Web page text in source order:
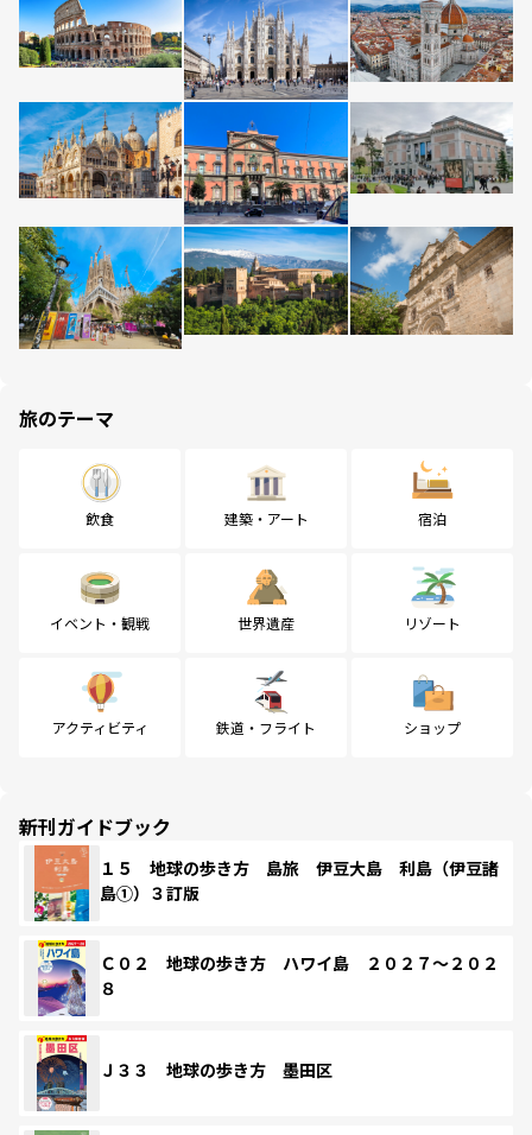
旅のテーマ
飲食 建築・アート 宿泊
イベント・観戦 世界遺産 リゾート
アクティビティ 鉄道・フライト ショップ
新刊ガイドブック
１５ 地球の歩き方 島旅 伊豆大島 利島（伊豆諸
島①）３訂版
Ｃ０２ 地球の歩き方 ハワイ島 ２０２７～２０２
８
Ｊ３３ 地球の歩き方 墨田区